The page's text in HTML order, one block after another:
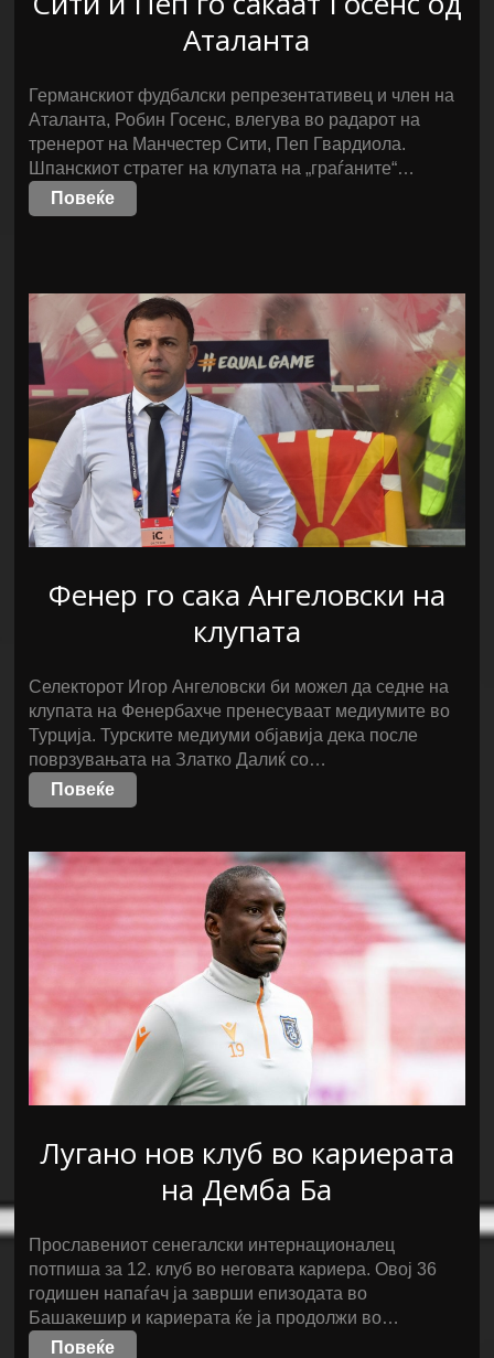
Аталанта
Германскиот фудбалски репрезентативец и член на
Аталанта, Робин Госенс, влегува во радарот на
тренерот на Манчестер Сити, Пеп Гвардиола.
Шпанскиот стратег на клупата на „граѓаните“…
Повеќе
Фенер го сака Ангеловски на
клупата
Селекторот Игор Ангеловски би можел да седне на
клупата на Фенербахче пренесуваат медиумите во
Турција. Турските медиуми објавија дека после
поврзувањата на Златко Далиќ со…
Повеќе
Лугано нов клуб во кариерата
на Демба Ба
Прославениот сенегалски интернационалец
потпиша за 12. клуб во неговата кариера. Овој 36
годишен напаѓач ја заврши епизодата во
Башакешир и кариерата ќе ја продолжи во…
Повеќе